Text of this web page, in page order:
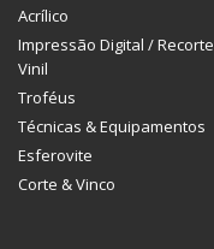
Acrílico
Impressão Digital /
Vinil
Troféus
Técnicas & Equipamentos
Esferovite
Corte & Vinco